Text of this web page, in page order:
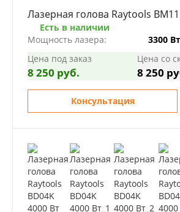
Лазерная голова Raytools
Есть в наличии
Мощность лазера:
3300 Вт
Цена под заказ
8 250 руб.
Цена со
8 250
Консультация